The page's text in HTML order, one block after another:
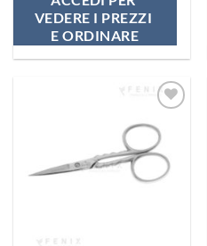
VEDERE I PREZZI
E ORDINARE
Aggiungi
ai
preferiti